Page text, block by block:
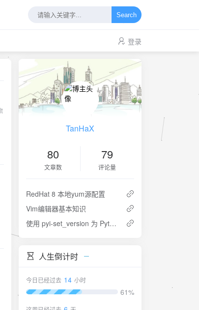
Search
登录
TanHaX
80
文章数
79
评论量
RedHat 8 本地yum源配置
Vim编辑器基本知识
使用 pyi-set_version 为 Python EXE 文件添加版本信息的方法
人生倒计时
今日已经过去 14 小时
61%